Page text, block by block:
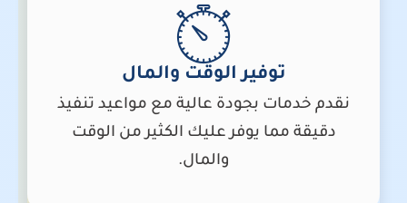
توفير الوقت والمال
نقدم خدمات بجودة عالية مع مواعيد تنفيذ
دقيقة مما يوفر عليك الكثير من الوقت
والمال.